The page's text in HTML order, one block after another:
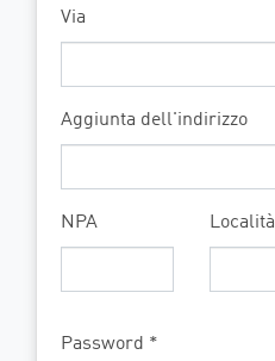
Via
Aggiunta dell'indirizzo
NPA Località
Password *